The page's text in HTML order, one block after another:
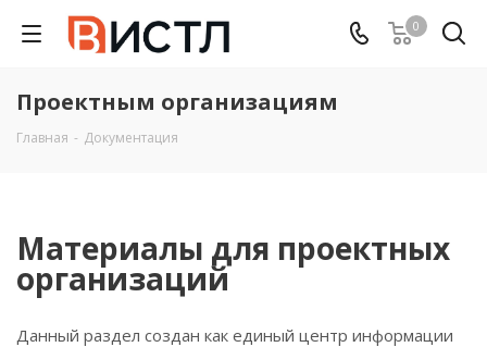
0
Проектным организациям
Главная - Документация
Материалы для проектных
организаций
Данный раздел создан как единый центр информации